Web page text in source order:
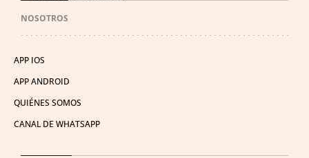
NOSOTROS
APP IOS
APP ANDROID
QUIÉNES SOMOS
CANAL DE WHATSAPP